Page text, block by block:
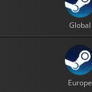
Global
Europe